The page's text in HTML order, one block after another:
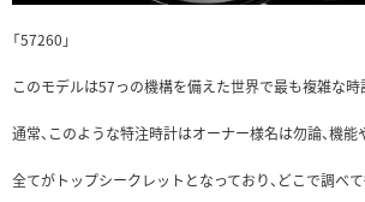
「57260」
このモデルは57っの機構を備えた世界で最も複雑な時
通常、このような特注時計はオーナー様名は勿論、機
全てがトップシークレットとなっており、どこで調べて